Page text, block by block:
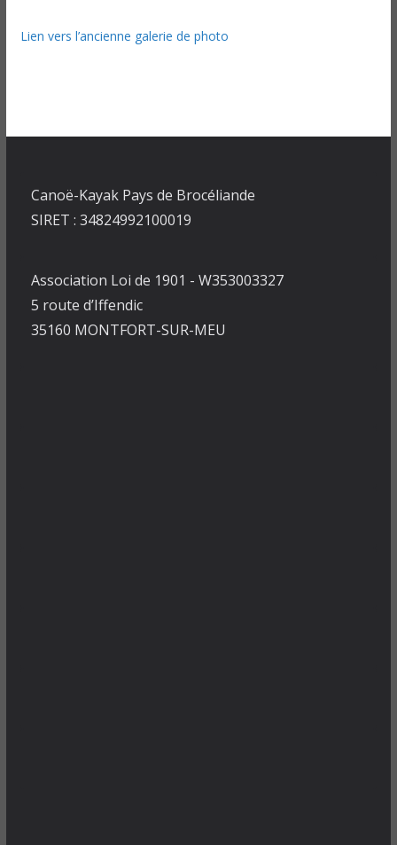
Lien vers l’ancienne galerie de photo
Canoë-Kayak Pays de Brocéliande
SIRET : 34824992100019
Association Loi de 1901 - W353003327
5 route d’Iffendic
35160 MONTFORT-SUR-MEU